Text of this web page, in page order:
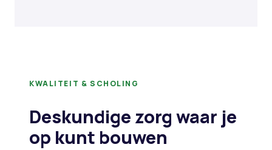
KWALITEIT & SCHOLING
Deskundige zorg waar je
op kunt bouwen